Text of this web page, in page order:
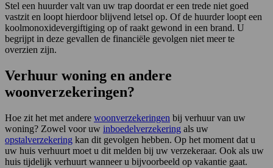
Stel een huurder valt van uw trap doordat er een trede niet goed
vastzit en loopt hierdoor blijvend letsel op. Of de huurder loopt een
koolmonoxidevergiftiging op of raakt gewond in een brand. U
begrijpt in deze gevallen de financiële gevolgen niet meer te
overzien zijn.
Verhuur woning en andere
woonverzekeringen?
Hoe zit het met andere woonverzekeringen bij verhuur van uw
woning? Zowel voor uw inboedelverzekering als uw
opstalverzekering kan dit gevolgen hebben. Op het moment dat u
uw huis verhuurt moet u dit melden bij uw verzekeraar. Ook als uw
huis tijdelijk verhuurt wanneer u bijvoorbeeld op vakantie gaat.